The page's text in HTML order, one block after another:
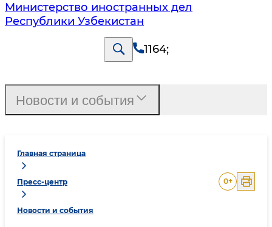
Министерство иностранных дел
Республики Узбекистан
1164;
Главная страница
Пресс-центр
Новости и события
0+
Новости и события